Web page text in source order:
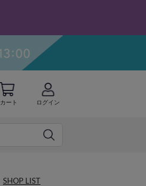
カート ログイン
SHOP LIST